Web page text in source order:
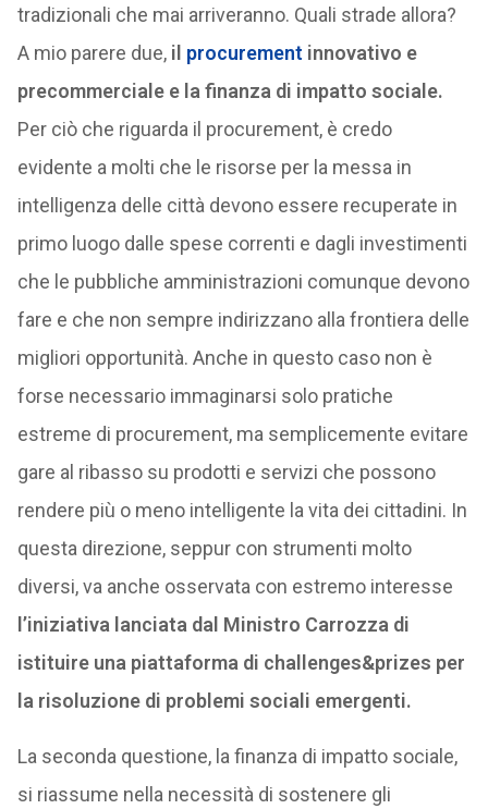
tradizionali che mai arriveranno. Quali strade allora?
A mio parere due,il procurement innovativo e
precommerciale e la finanza di impatto sociale.
Per ciò che riguarda il procurement, è credo
evidente a molti che le risorse per la messa in
intelligenza delle città devono essere recuperate in
primo luogo dalle spese correnti e dagli investimenti
che le pubbliche amministrazioni comunque devono
fare e che non sempre indirizzano alla frontiera delle
migliori opportunità. Anche in questo caso non è
forse necessario immaginarsi solo pratiche
estreme di procurement, ma semplicemente evitare
gare al ribasso su prodotti e servizi che possono
rendere più o meno intelligente la vita dei cittadini. In
questa direzione, seppur con strumenti molto
diversi, va anche osservata con estremo interesse
l’iniziativa lanciata dal Ministro Carrozza di
istituire una piattaforma di challenges&prizes per
la risoluzione di problemi sociali emergenti.
La seconda questione, la finanza di impatto sociale,
si riassume nella necessità di sostenere gli